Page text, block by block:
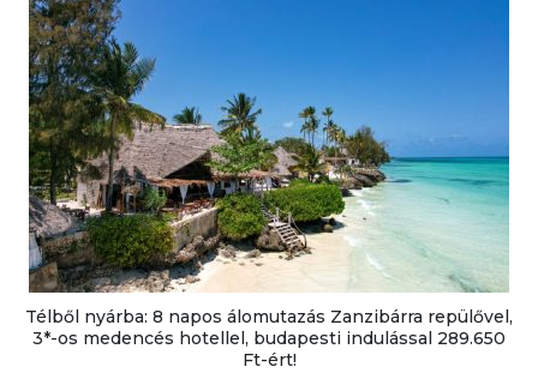
Télből nyárba: 8 napos álomutazás Zanzibárra repülővel,
3*-os medencés hotellel, budapesti indulással 289.650
Ft-ért!